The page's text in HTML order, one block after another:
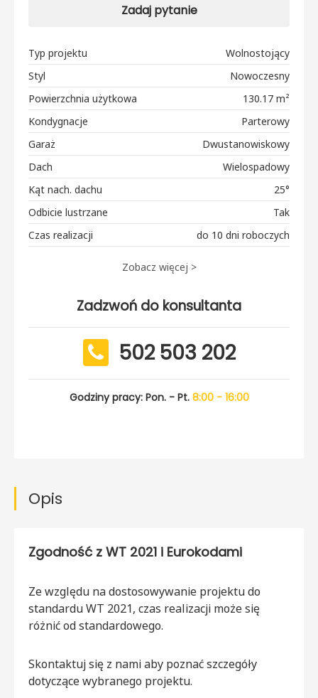
Zadaj pytanie
Typ projektu
Wolnostojący
Styl
Nowoczesny
Powierzchnia użytkowa
130.17 m²
Kondygnacje
Parterowy
Garaż
Dwustanowiskowy
Dach
Wielospadowy
Kąt nach. dachu
25°
Odbicie lustrzane
Tak
Czas realizacji
do 10 dni roboczych
Zobacz więcej >
Zadzwoń do konsultanta
502 503 202
Godziny pracy: Pon. - Pt. 8:00 - 16:00
Opis
Zgodność z WT 2021 i Eurokodami
Ze względu na dostosowywanie projektu do
standardu WT 2021, czas realizacji może się
różnić od standardowego.
Skontaktuj się z nami aby poznać szczegóły
dotyczące wybranego projektu.